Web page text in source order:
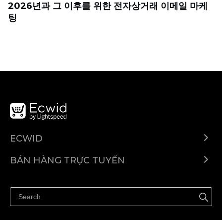
2026년과 그 이후를 위한 전자상거래 이메일 마케
팅
ECWID
Trung tâm trợ giúp
BÁN HÀNG TRỰC TUYẾN
Quảng bá ở bất cứ đâu
Kiểm soát mọi thứ